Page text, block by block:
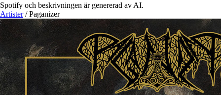
Spotify och beskrivningen är genererad av AI.
Artister / Paganizer